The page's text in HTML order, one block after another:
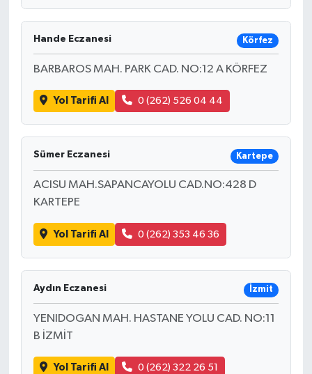
Hande Eczanesi Körfez
BARBAROS MAH. PARK CAD. NO:12 A KÖRFEZ
Yol Tarifi Al 0 (262) 526 04 44
Sümer Eczanesi Kartepe
ACISU MAH.SAPANCAYOLU CAD.NO:428 D
KARTEPE
Yol Tarifi Al 0 (262) 353 46 36
Aydın Eczanesi İzmit
YENIDOGAN MAH. HASTANE YOLU CAD. NO:11
B İZMİT
Yol Tarifi Al 0 (262) 322 26 51